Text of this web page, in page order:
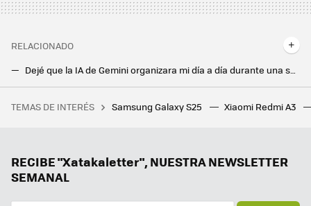
RELACIONADO
Dejé que la IA de Gemini organizara mi día a día durante una semana: he descubierto para qué es increíblemente útil
Mis 35 prompts imprescindibles para ChatGPT: así uso la IA desde el móvil como un pro
Sony por fin confirma los precios regionales en PlayStation Store para Latinoamérica, pero los jugadores mexicanos están decepcionados
TEMAS DE INTERÉS Samsung Galaxy S25 Xiaomi Redmi A3
RECIBE "Xatakaletter", NUESTRA NEWSLETTER
SEMANAL